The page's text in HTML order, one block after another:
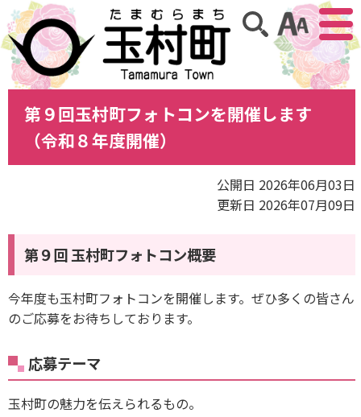
アクセ
サイト内検索
第９回玉村町フォトコンを開催します
（令和８年度開催）
公開日 2026年06月03日
更新日 2026年07月09日
第９回 玉村町フォトコン概要
今年度も玉村町フォトコンを開催します。ぜひ多くの皆さん
のご応募をお待ちしております。
応募テーマ
玉村町の魅力を伝えられるもの。